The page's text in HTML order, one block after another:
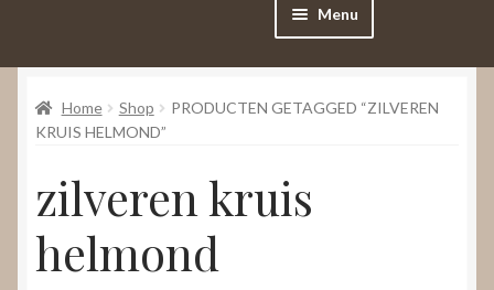
Menu
Home
WebShop
Over
Contact
Home Shop
PRODUCTEN GETAGGED “ZILVEREN
KRUIS HELMOND”
zilveren kruis
helmond